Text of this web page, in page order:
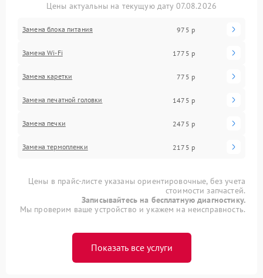
Цены актуальны на текущую дату 07.08.2026
Замена блока питания 975 р
Замена Wi-Fi 1775 р
Замена каретки 775 р
Замена печатной головки 1475 р
Замена печки 2475 р
Замена термопленки 2175 р
Цены в прайс-листе указаны ориентировочные, без учета
стоимости запчастей.
Записывайтесь на бесплатную диагностику.
Мы проверим ваше устройство и укажем на неисправность.
Показать все услуги